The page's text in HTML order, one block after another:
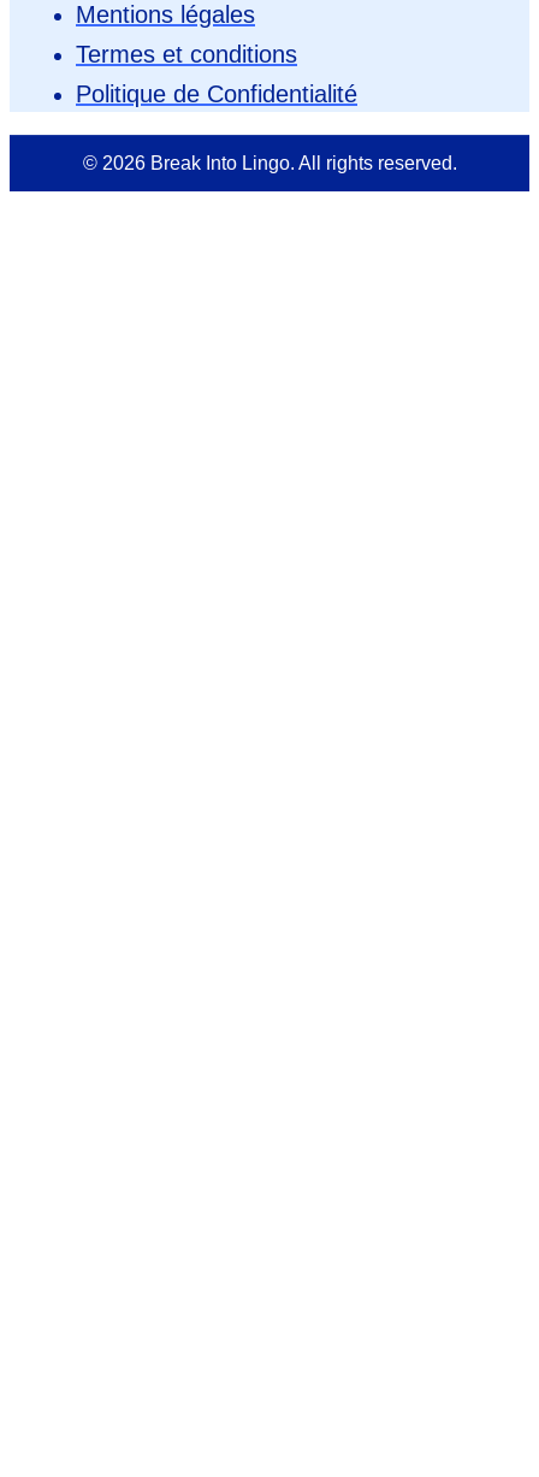
Mentions légales
Termes et conditions
Politique de Confidentialité
© 2026 Break Into Lingo. All rights reserved.